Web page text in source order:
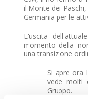
il Monte dei
Germania per le
L'uscita
momento della
una transizione
Si apre ora
vede molti
Gruppo.